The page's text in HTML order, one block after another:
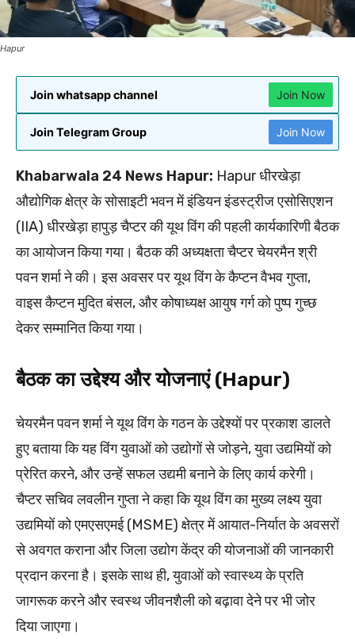
Hapur
Join whatsapp channel Join Now
Join Telegram Group Join Now
Khabarwala 24 News Hapur: Hapur धीरखेड़ा
औद्योगिक क्षेत्र के सोसाइटी भवन में इंडियन इंडस्ट्रीज एसोसिएशन
(IIA) धीरखेड़ा हापुड़ चैप्टर की यूथ विंग की पहली कार्यकारिणी बैठक
का आयोजन किया गया। बैठक की अध्यक्षता चैप्टर चेयरमैन श्री
पवन शर्मा ने की। इस अवसर पर यूथ विंग के कैप्टन वैभव गुप्ता,
वाइस कैप्टन मुदित बंसल, और कोषाध्यक्ष आयुष गर्ग को पुष्प गुच्छ
देकर सम्मानित किया गया।
बैठक का उद्देश्य और योजनाएं (Hapur)
चेयरमैन पवन शर्मा ने यूथ विंग के गठन के उद्देश्यों पर प्रकाश डालते
हुए बताया कि यह विंग युवाओं को उद्योगों से जोड़ने, युवा उद्यमियों को
प्रेरित करने, और उन्हें सफल उद्यमी बनाने के लिए कार्य करेगी।
चैप्टर सचिव लवलीन गुप्ता ने कहा कि यूथ विंग का मुख्य लक्ष्य युवा
उद्यमियों को एमएसएमई (MSME) क्षेत्र में आयात-निर्यात के अवसरों
से अवगत कराना और जिला उद्योग केंद्र की योजनाओं की जानकारी
प्रदान करना है। इसके साथ ही, युवाओं को स्वास्थ्य के प्रति
जागरूक करने और स्वस्थ जीवनशैली को बढ़ावा देने पर भी जोर
दिया जाएगा।